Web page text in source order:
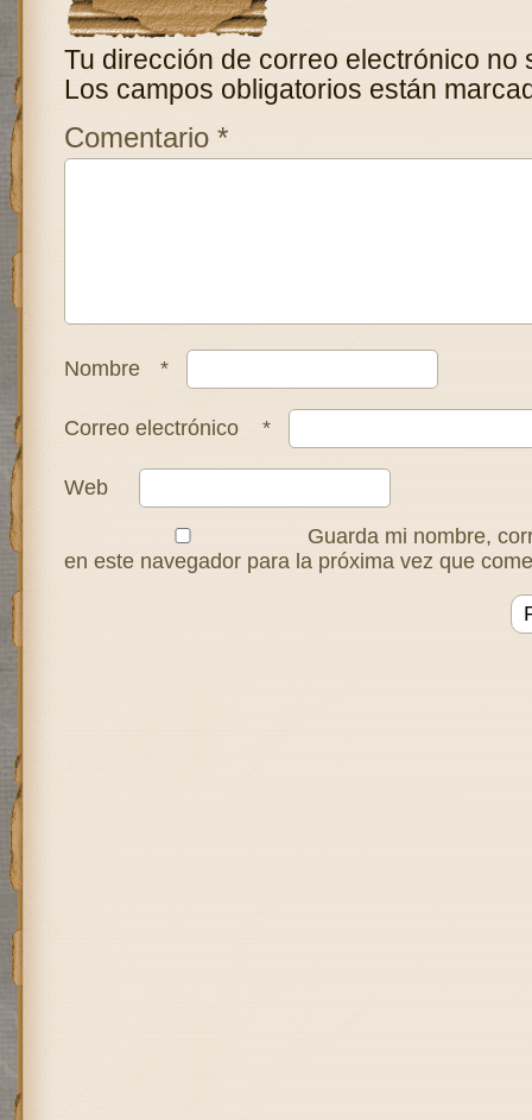
Tu dirección de correo electrónico no
Los campos obligatorios están
Comentario *
Nombre *
Correo electrónico *
Web
Guarda mi nombre,
en este navegador para la próxima vez que